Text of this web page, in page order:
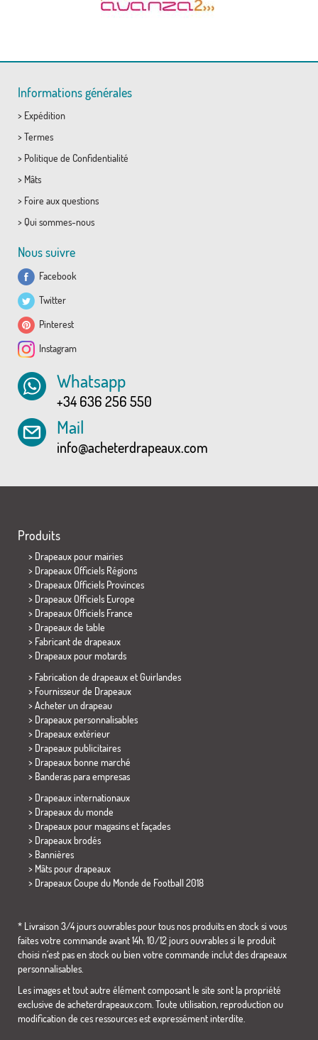
Informations générales
> Expédition
> Termes
> Politique de Confidentialité
> Mâts
> Foire aux questions
> Qui sommes-nous
Nous suivre
Facebook
Twitter
Pinterest
Instagram
Whatsapp
+34 636 256 550
Mail
info@acheterdrapeaux.com
Produits
> Drapeaux pour mairies
> Drapeaux Officiels Régions
> Drapeaux Officiels Provinces
> Drapeaux Officiels Europe
> Drapeaux Officiels France
> Drapeaux de table
> Fabricant de drapeaux
> Drapeaux pour motards
> Fabrication de drapeaux et Guirlandes
> Fournisseur de Drapeaux
> Acheter un drapeau
> Drapeaux personnalisables
> Drapeaux extérieur
> Drapeaux publicitaires
> Drapeaux bonne marché
> Banderas para empresas
> Drapeaux internationaux
> Drapeaux du monde
> Drapeaux pour magasins et façades
> Drapeaux brodés
> Bannières
> Mâts pour drapeaux
> Drapeaux Coupe du Monde de Football 2018
* Livraison 3/4 jours ouvrables pour tous nos produits en stock si vous
faites votre commande avant 14h. 10/12 jours ouvrables si le produit
choisi n´est pas en stock ou bien votre commande inclut des drapeaux
personnalisables.
Les images et tout autre élément composant le site sont la propriété
exclusive de acheterdrapeaux.com. Toute utilisation, reproduction ou
modification de ces ressources est expressément interdite.